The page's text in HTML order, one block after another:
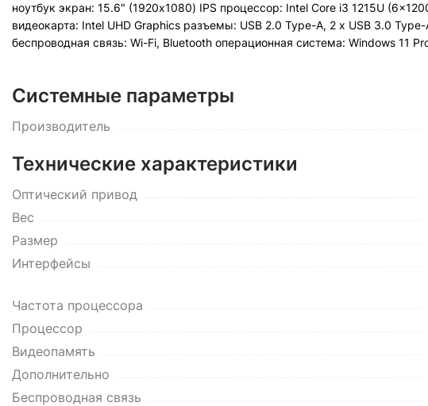
ноутбук экран: 15.6" (1920x1080) IPS процессор: Intel Core i3 1215U
видеокарта: Intel UHD Graphics разъемы: USB 2.0 Type-A, 2 x USB 3.0
беспроводная связь: Wi-Fi, Bluetooth операционная система: Windows 11
Системные параметры
Производитель
Технические характеристики
Оптический привод
Вес
Размер
Интерфейсы
Частота процессора
Процессор
Видеопамять
Дополнительно
Беспроводная связь